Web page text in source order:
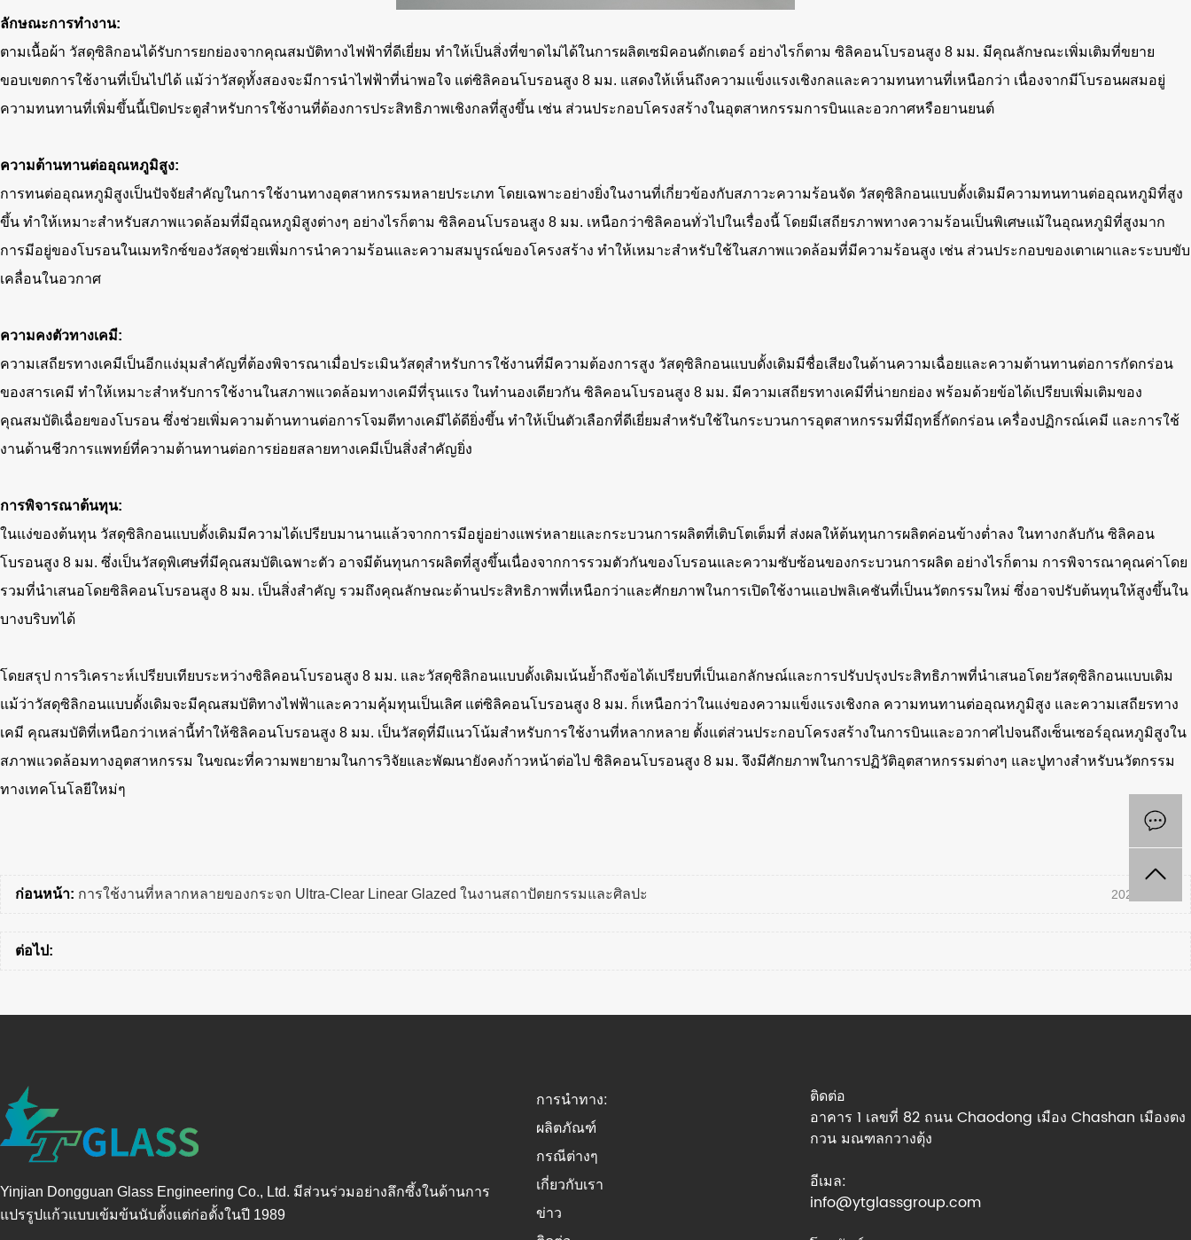
ลักษณะการทำงาน:
ตามเนื้อผ้า วัสดุซิลิกอนได้รับการยกย่องจากคุณสมบัติทางไฟฟ้าที่ดีเยี่ยม ทำให้เป็นสิ่งที่ขาดไม่ได้ในการผลิตเซมิคอนดักเตอร์ อย่างไรก็ตาม ซิลิคอนโบรอนสูง 8 มม. มีคุณลักษณะเพิ่มเติมที่ขยาย
ขอบเขตการใช้งานที่เป็นไปได้ แม้ว่าวัสดุทั้งสองจะมีการนำไฟฟ้าที่น่าพอใจ แต่ซิลิคอนโบรอนสูง 8 มม. แสดงให้เห็นถึงความแข็งแรงเชิงกลและความทนทานที่เหนือกว่า เนื่องจากมีโบรอนผสมอยู่
ความทนทานที่เพิ่มขึ้นนี้เปิดประตูสำหรับการใช้งานที่ต้องการประสิทธิภาพเชิงกลที่สูงขึ้น เช่น ส่วนประกอบโครงสร้างในอุตสาหกรรมการบินและอวกาศหรือยานยนต์
ความต้านทานต่ออุณหภูมิสูง:
การทนต่ออุณหภูมิสูงเป็นปัจจัยสำคัญในการใช้งานทางอุตสาหกรรมหลายประเภท โดยเฉพาะอย่างยิ่งในงานที่เกี่ยวข้องกับสภาวะความร้อนจัด วัสดุซิลิกอนแบบดั้งเดิมมีความทนทานต่ออุณหภูมิที่สูง
ขึ้น ทำให้เหมาะสำหรับสภาพแวดล้อมที่มีอุณหภูมิสูงต่างๆ อย่างไรก็ตาม ซิลิคอนโบรอนสูง 8 มม. เหนือกว่าซิลิคอนทั่วไปในเรื่องนี้ โดยมีเสถียรภาพทางความร้อนเป็นพิเศษแม้ในอุณหภูมิที่สูงมาก
การมีอยู่ของโบรอนในเมทริกซ์ของวัสดุช่วยเพิ่มการนำความร้อนและความสมบูรณ์ของโครงสร้าง ทำให้เหมาะสำหรับใช้ในสภาพแวดล้อมที่มีความร้อนสูง เช่น ส่วนประกอบของเตาเผาและระบบขับ
เคลื่อนในอวกาศ
ความคงตัวทางเคมี:
ความเสถียรทางเคมีเป็นอีกแง่มุมสำคัญที่ต้องพิจารณาเมื่อประเมินวัสดุสำหรับการใช้งานที่มีความต้องการสูง วัสดุซิลิกอนแบบดั้งเดิมมีชื่อเสียงในด้านความเฉื่อยและความต้านทานต่อการกัดกร่อน
ของสารเคมี ทำให้เหมาะสำหรับการใช้งานในสภาพแวดล้อมทางเคมีที่รุนแรง ในทำนองเดียวกัน ซิลิคอนโบรอนสูง 8 มม. มีความเสถียรทางเคมีที่น่ายกย่อง พร้อมด้วยข้อได้เปรียบเพิ่มเติมของ
คุณสมบัติเฉื่อยของโบรอน ซึ่งช่วยเพิ่มความต้านทานต่อการโจมตีทางเคมีได้ดียิ่งขึ้น ทำให้เป็นตัวเลือกที่ดีเยี่ยมสำหรับใช้ในกระบวนการอุตสาหกรรมที่มีฤทธิ์กัดกร่อน เครื่องปฏิกรณ์เคมี และการใช้
งานด้านชีวการแพทย์ที่ความต้านทานต่อการย่อยสลายทางเคมีเป็นสิ่งสำคัญยิ่ง
การพิจารณาต้นทุน:
ในแง่ของต้นทุน วัสดุซิลิกอนแบบดั้งเดิมมีความได้เปรียบมานานแล้วจากการมีอยู่อย่างแพร่หลายและกระบวนการผลิตที่เติบโตเต็มที่ ส่งผลให้ต้นทุนการผลิตค่อนข้างต่ำลง ในทางกลับกัน ซิลิคอน
โบรอนสูง 8 มม. ซึ่งเป็นวัสดุพิเศษที่มีคุณสมบัติเฉพาะตัว อาจมีต้นทุนการผลิตที่สูงขึ้นเนื่องจากการรวมตัวกันของโบรอนและความซับซ้อนของกระบวนการผลิต อย่างไรก็ตาม การพิจารณาคุณค่าโดย
รวมที่นำเสนอโดยซิลิคอนโบรอนสูง 8 มม. เป็นสิ่งสำคัญ รวมถึงคุณลักษณะด้านประสิทธิภาพที่เหนือกว่าและศักยภาพในการเปิดใช้งานแอปพลิเคชันที่เป็นนวัตกรรมใหม่ ซึ่งอาจปรับต้นทุนให้สูงขึ้นใน
บางบริบทได้
โดยสรุป การวิเคราะห์เปรียบเทียบระหว่างซิลิคอนโบรอนสูง 8 มม. และวัสดุซิลิกอนแบบดั้งเดิมเน้นย้ำถึงข้อได้เปรียบที่เป็นเอกลักษณ์และการปรับปรุงประสิทธิภาพที่นำเสนอโดยวัสดุซิลิกอนแบบเดิม
แม้ว่าวัสดุซิลิกอนแบบดั้งเดิมจะมีคุณสมบัติทางไฟฟ้าและความคุ้มทุนเป็นเลิศ แต่ซิลิคอนโบรอนสูง 8 มม. ก็เหนือกว่าในแง่ของความแข็งแรงเชิงกล ความทนทานต่ออุณหภูมิสูง และความเสถียรทาง
เคมี คุณสมบัติที่เหนือกว่าเหล่านี้ทำให้ซิลิคอนโบรอนสูง 8 มม. เป็นวัสดุที่มีแนวโน้มสำหรับการใช้งานที่หลากหลาย ตั้งแต่ส่วนประกอบโครงสร้างในการบินและอวกาศไปจนถึงเซ็นเซอร์อุณหภูมิสูงใน
สภาพแวดล้อมทางอุตสาหกรรม ในขณะที่ความพยายามในการวิจัยและพัฒนายังคงก้าวหน้าต่อไป ซิลิคอนโบรอนสูง 8 มม. จึงมีศักยภาพในการปฏิวัติอุตสาหกรรมต่างๆ และปูทางสำหรับนวัตกรรม
ทางเทคโนโลยีใหม่ๆ
ก่อนหน้า: การใช้งานที่หลากหลายของกระจก Ultra-Clear Linear Glazed ในงานสถาปัตยกรรมและศิลปะ 2024-07-11
ต่อไป:
Yinjian Dongguan Glass Engineering Co., Ltd. มีส่วนร่วมอย่างลึกซึ้งในด้านการ
แปรรูปแก้วแบบเข้มข้นนับตั้งแต่ก่อตั้งในปี 1989
การนำทาง:
ผลิตภัณฑ์
กรณีต่างๆ
เกี่ยวกับเรา
ข่าว
ติดต่อ
อาคาร 1 เลขที่ 82 ถนน Chaodong เมือง Chashan เมืองตง
กวน มณฑลกวางตุ้ง
อีเมล:
info@ytglassgroup.com